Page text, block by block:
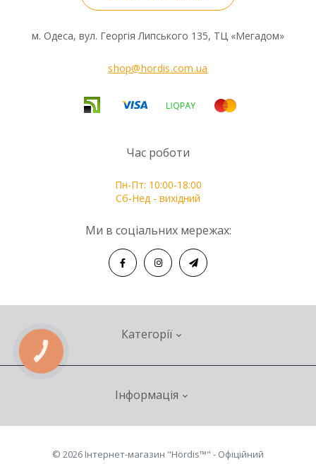
м. Одеса, вул. Георгія Липського 135, ТЦ «Мегадом»
shop@hordis.com.ua
Категорії
Секційні ворота
Інформація
Час роботи
Пн-Пт: 10:00-18:00
Сб-Нед - вихідний
Ми в соціальних мережах:
© 2026 Інтернет-магазин "Hördis™" - Офіційний
КНОПКА
ЗВ'ЯЗКУ